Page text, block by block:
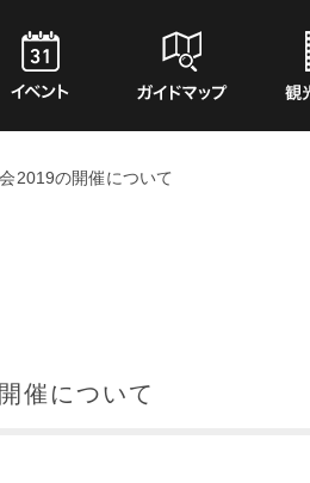
2019の開催について
催について